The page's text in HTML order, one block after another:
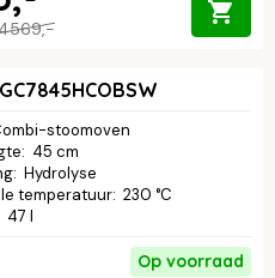
stoomoven
: 45 cm
: Hydrolyse
temperatuur: 230 °C
47 l
Op voorraad